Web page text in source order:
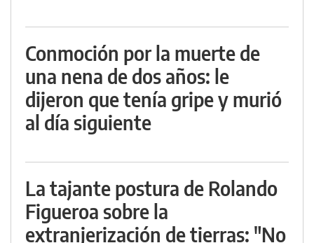
Conmoción por la muerte de
una nena de dos años: le
dijeron que tenía gripe y murió
al día siguiente
La tajante postura de Rolando
Figueroa sobre la
extranjerización de tierras: "No